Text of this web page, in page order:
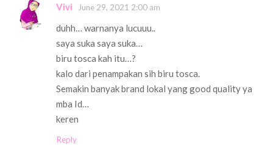
Vivi June 29, 2021 2:00 am
duhh… warnanya lucuuu..
saya suka saya suka…
biru tosca kah itu…?
kalo dari penampakan sih biru tosca.
Semakin banyak brand lokal yang good quality ya
mba Id…
keren
Reply